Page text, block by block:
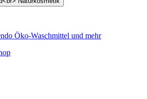
Öko-Waschmittel und mehr